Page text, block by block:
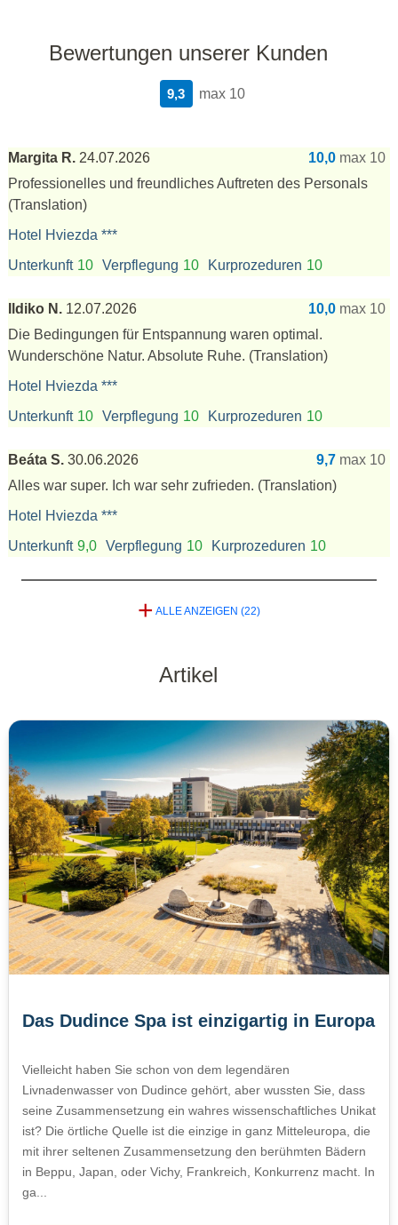
Bewertungen unserer Kunden
max 10
9,3
Margita R. 24.07.2026 10,0 max 10
Professionelles und freundliches Auftreten des Personals
(Translation)
Hotel Hviezda ***
Unterkunft 10 Verpflegung 10 Kurprozeduren 10
Ildiko N. 12.07.2026 10,0 max 10
Die Bedingungen für Entspannung waren optimal.
Wunderschöne Natur. Absolute Ruhe. (Translation)
Hotel Hviezda ***
Unterkunft 10 Verpflegung 10 Kurprozeduren 10
Beáta S. 30.06.2026 9,7 max 10
Alles war super. Ich war sehr zufrieden. (Translation)
Hotel Hviezda ***
Unterkunft 9,0 Verpflegung 10 Kurprozeduren 10
+ ALLE ANZEIGEN (22)
Artikel
Das Dudince Spa ist einzigartig in Europa
Vielleicht haben Sie schon von dem legendären
Livnadenwasser von Dudince gehört, aber wussten Sie, dass
seine Zusammensetzung ein wahres wissenschaftliches Unikat
ist? Die örtliche Quelle ist die einzige in ganz Mitteleuropa, die
mit ihrer seltenen Zusammensetzung den berühmten Bädern
in Beppu, Japan, oder Vichy, Frankreich, Konkurrenz macht. In
ga...